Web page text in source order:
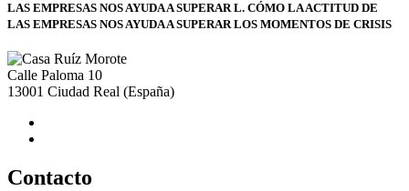
LAS EMPRESAS NOS AYUDA A SUPERAR L. CÓMO LA ACTITUD DE
LAS EMPRESAS NOS AYUDA A SUPERAR LOS MOMENTOS DE CRISIS
Calle Paloma 10
13001 Ciudad Real (España)
Contacto